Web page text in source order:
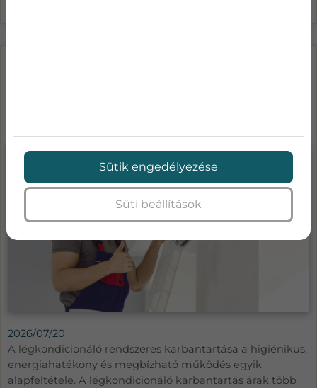
2026/07/20
A légkondicionáló rendszeres karbantartása a higiénikus,
energiahatékony és megbízható működés egyik
alapfeltétele. A légkondicionáló karbantartás árak több
Sütik engedélyezése
Süti beállítások